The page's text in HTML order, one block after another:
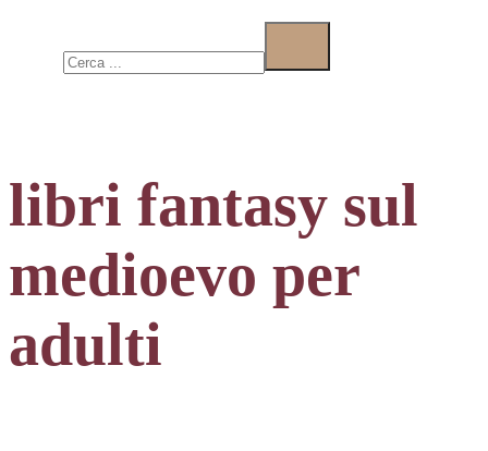
libri fantasy sul
medioevo per
adulti